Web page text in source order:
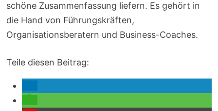
schöne Zusammenfassung liefern. Es gehört in
die Hand von Führungskräften,
Organisationsberatern und Business-Coaches.
Teile diesen Beitrag: